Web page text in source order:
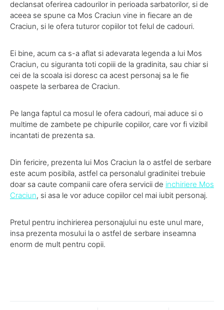
declansat oferirea cadourilor in perioada sarbatorilor, si de
aceea se spune ca Mos Craciun vine in fiecare an de
Craciun, si le ofera tuturor copiilor tot felul de cadouri.
Ei bine, acum ca s-a aflat si adevarata legenda a lui Mos
Craciun, cu siguranta toti copiii de la gradinita, sau chiar si
cei de la scoala isi doresc ca acest personaj sa le fie
oaspete la serbarea de Craciun.
Pe langa faptul ca mosul le ofera cadouri, mai aduce si o
multime de zambete pe chipurile copiilor, care vor fi vizibil
incantati de prezenta sa.
Din fericire, prezenta lui Mos Craciun la o astfel de serbare
este acum posibila, astfel ca personalul gradinitei trebuie
doar sa caute companii care ofera servicii de inchiriere Mos
Craciun, si asa le vor aduce copiilor cel mai iubit personaj.
Pretul pentru inchirierea personajului nu este unul mare,
insa prezenta mosului la o astfel de serbare inseamna
enorm de mult pentru copii.